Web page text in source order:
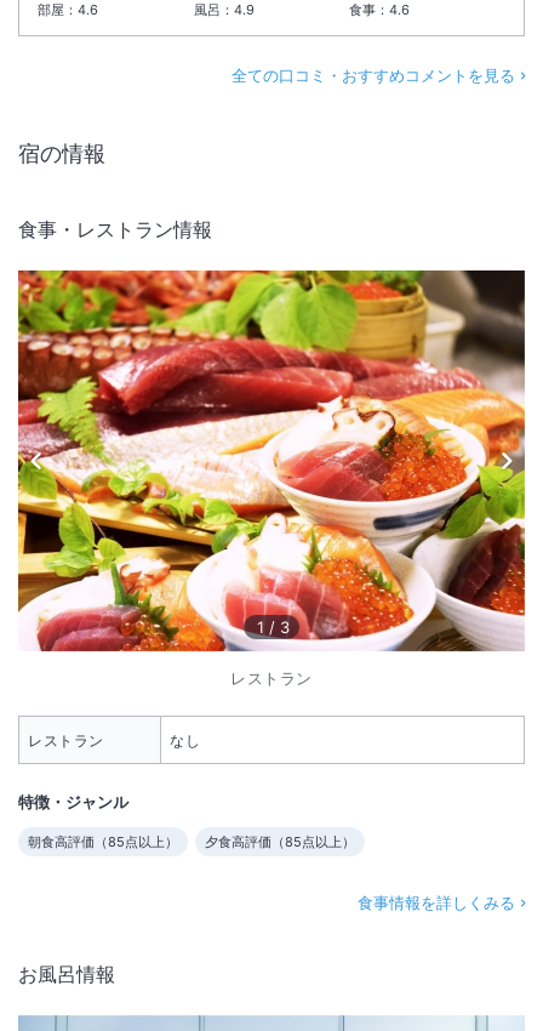
部屋： 4.6 風呂： 4.9 食事：4.6
全ての口コミ・おすすめコメントを見る
宿の情報
食事・レストラン情報
1 / 3
レストラン
レストラン なし
特徴・ジャンル
朝食高評価（85点以上） 夕食高評価（85点以上）
食事情報を詳しくみる
お風呂情報